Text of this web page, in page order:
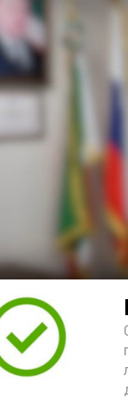
Видео: управление
год единства